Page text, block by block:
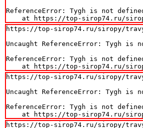
ReferenceError: Tygh is not
at https://top-sirop74.ru/
https://top-sirop74.ru/siropy/
Uncaught ReferenceError: Tygh is
ReferenceError: Tygh is not
at https://top-sirop74.ru/
https://top-sirop74.ru/siropy/
Uncaught ReferenceError: Tygh is
ReferenceError: Tygh is not
at https://top-sirop74.ru/
https://top-sirop74.ru/siropy/